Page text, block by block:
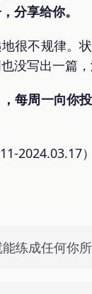
分享给你。
很不规律。
没写出一篇
每周一向你
2024.03.17
练成任何你所